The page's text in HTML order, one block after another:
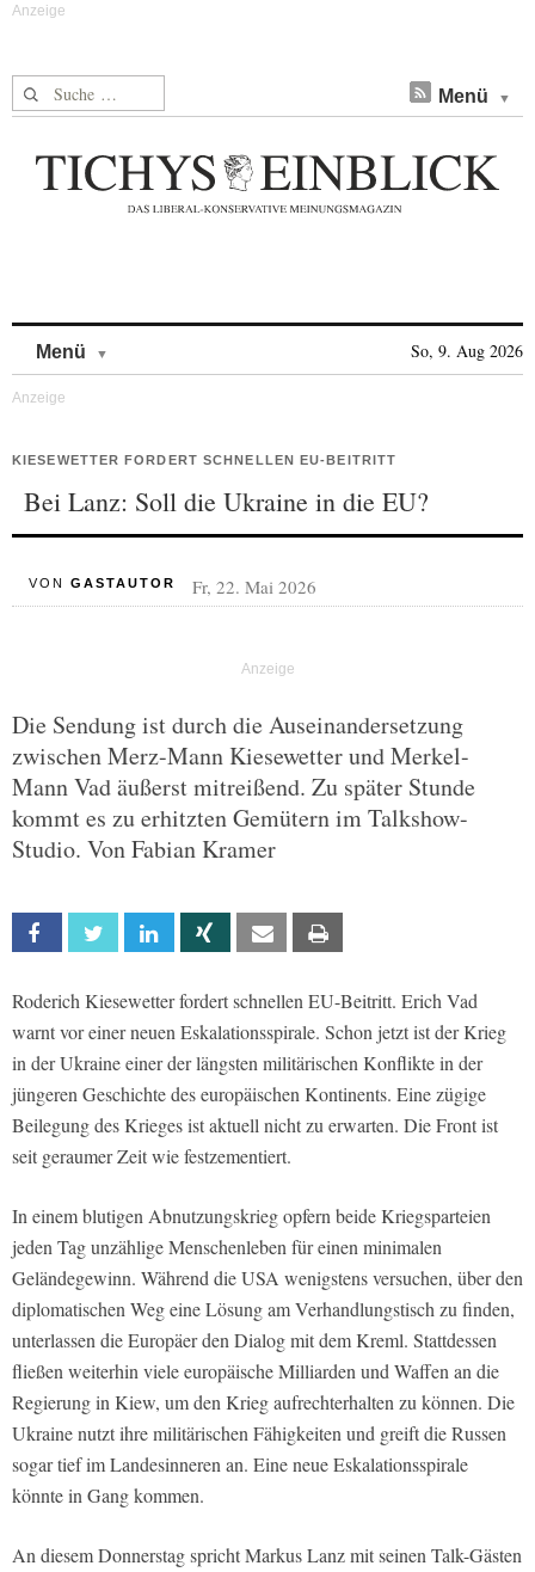
Suche nach: Menü
Menü So, 9. Aug 2026
KIESEWETTER FORDERT SCHNELLEN EU-BEITRITT
Bei Lanz: Soll die Ukraine in die EU?
VON GASTAUTOR Fr, 22. Mai 2026
Die Sendung ist durch die Auseinandersetzung
zwischen Merz-Mann Kiesewetter und Merkel-
Mann Vad äußerst mitreißend. Zu später Stunde
kommt es zu erhitzten Gemütern im Talkshow-
Studio. Von Fabian Kramer
Facebook Twitter Linkedin Xing Email
Roderich Kiesewetter fordert schnellen EU-Beitritt. Erich Vad
warnt vor einer neuen Eskalationsspirale. Schon jetzt ist der Krieg
in der Ukraine einer der längsten militärischen Konflikte in der
jüngeren Geschichte des europäischen Kontinents. Eine zügige
Beilegung des Krieges ist aktuell nicht zu erwarten. Die Front ist
seit geraumer Zeit wie festzementiert.
In einem blutigen Abnutzungskrieg opfern beide Kriegsparteien
jeden Tag unzählige Menschenleben für einen minimalen
Geländegewinn. Während die USA wenigstens versuchen, über den
diplomatischen Weg eine Lösung am Verhandlungstisch zu finden,
unterlassen die Europäer den Dialog mit dem Kreml. Stattdessen
fließen weiterhin viele europäische Milliarden und Waffen an die
Regierung in Kiew, um den Krieg aufrechterhalten zu können. Die
Ukraine nutzt ihre militärischen Fähigkeiten und greift die Russen
sogar tief im Landesinneren an. Eine neue Eskalationsspirale
könnte in Gang kommen.
An diesem Donnerstag spricht Markus Lanz mit seinen Talk-Gästen